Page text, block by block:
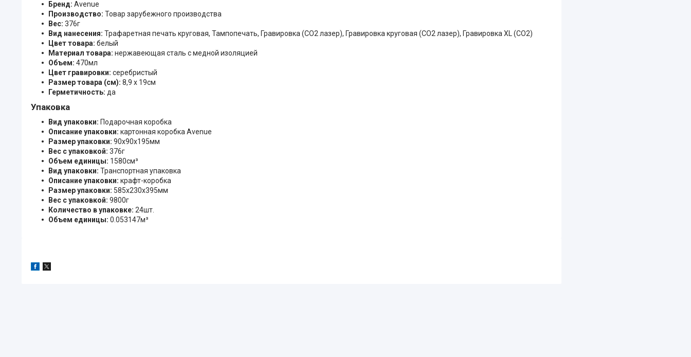
Бренд: Avenue
Производство: Товар зарубежного производства
Вес: 376г
Вид нанесения: Трафаретная печать круговая, Тампопечать, Гравировка (CO2 лазер), Гравировка круговая (CO2 лазер), Гравировка XL (СО2)
Цвет товара: белый
Материал товара: нержавеющая сталь с медной изоляцией
Объем: 470мл
Цвет гравировки: серебристый
Размер товара (см): 8,9 х 19см
Герметичность: да
Упаковка
Вид упаковки: Подарочная коробка
Описание упаковки: картонная коробка Avenue
Размер упаковки: 90x90x195мм
Вес с упаковкой: 376г
Объем единицы: 1580см³
Вид упаковки: Транспортная упаковка
Описание упаковки: крафт-коробка
Размер упаковки: 585x230x395мм
Вес с упаковкой: 9800г
Количество в упаковке: 24шт.
Объем единицы: 0.053147м³